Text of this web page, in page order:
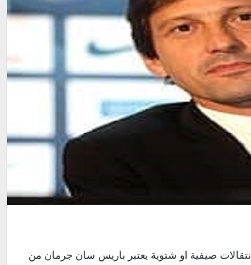
صيفية او شتوية يعتبر باريس سان جرمان من